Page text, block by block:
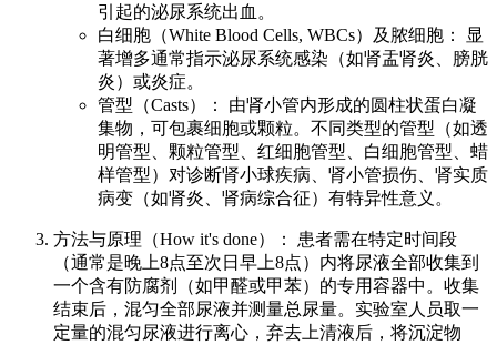
引起的泌尿系统出血。
白细胞（White Blood Cells, WBCs）及脓细胞： 显
著增多通常指示泌尿系统感染（如肾盂肾炎、膀胱
炎）或炎症。
管型（Casts）： 由肾小管内形成的圆柱状蛋白凝
集物，可包裹细胞或颗粒。不同类型的管型（如透
明管型、颗粒管型、红细胞管型、白细胞管型、蜡
样管型）对诊断肾小球疾病、肾小管损伤、肾实质
病变（如肾炎、肾病综合征）有特异性意义。
方法与原理（How it's done）： 患者需在特定时间段
（通常是晚上8点至次日早上8点）内将尿液全部收集到
一个含有防腐剂（如甲醛或甲苯）的专用容器中。收集
结束后，混匀全部尿液并测量总尿量。实验室人员取一
定量的混匀尿液进行离心，弃去上清液后，将沉淀物